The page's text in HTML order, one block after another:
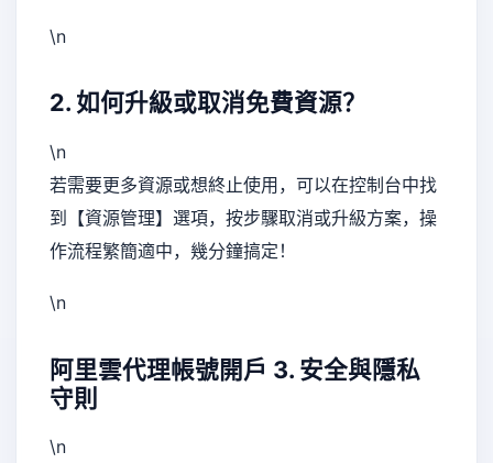
\n
2. 如何升級或取消免費資源？
\n
若需要更多資源或想終止使用，可以在控制台中找
到【資源管理】選項，按步驟取消或升級方案，操
作流程繁簡適中，幾分鐘搞定！
\n
阿里雲代理帳號開戶 3. 安全與隱私
守則
\n